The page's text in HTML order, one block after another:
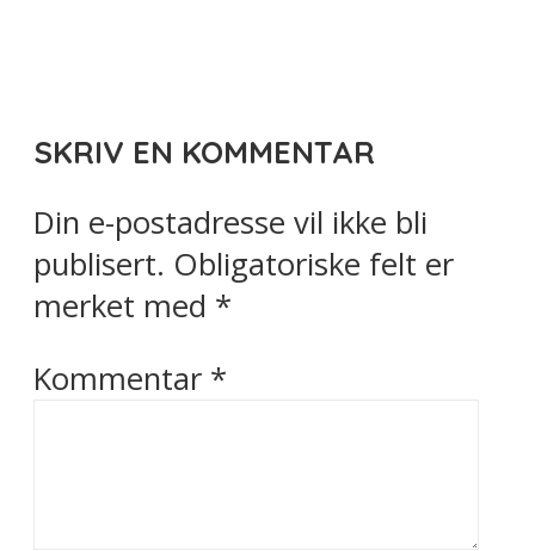
SKRIV EN KOMMENTAR
Din e-postadresse vil ikke bli
publisert. Obligatoriske felt er
merket med *
Kommentar *